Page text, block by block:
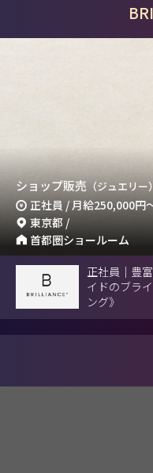
ショップ販売 （ジュエリー）
正社員 / 月給250,000円
東京都 /
首都圏ショールーム
正社員｜豊
イドのブラ
ング》